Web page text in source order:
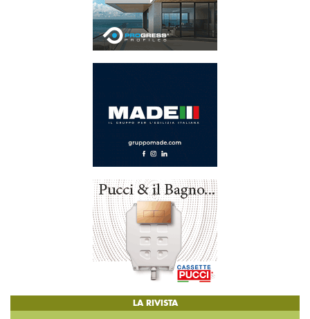
LA RIVISTA